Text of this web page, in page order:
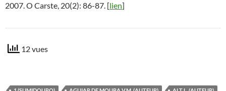
2007. O Carste, 20(2): 86-87. [lien]
12 vues